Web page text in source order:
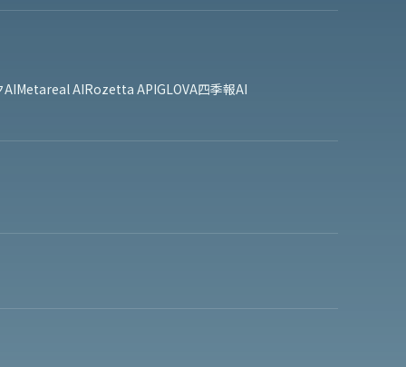
AIMetareal AIRozetta APIGLOVA四季報AI